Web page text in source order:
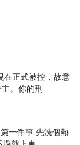
在正式被控，故意
。你的刑
一件事 先洗個熱